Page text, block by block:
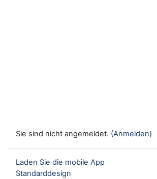
Sie sind nicht angemeldet. (Anmelden)
Laden Sie die mobile App
Standarddesign